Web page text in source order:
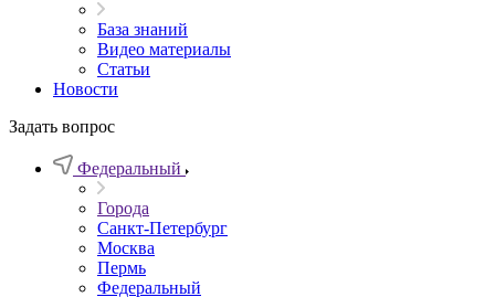
База знаний
Видео материалы
Статьи
Новости
Задать вопрос
Федеральный
Города
Санкт-Петербург
Москва
Пермь
Федеральный